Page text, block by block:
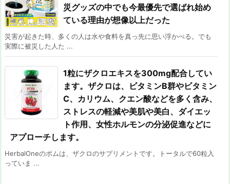
災グッズの中でも今最優先で選ばれ始め
ている理由が想像以上だった
災害が起きた時、多くの人は水や食料を真っ先に思い浮かべる。でも
実際に被災した人た ...
1粒にザクロエキスを300mg配合してい
ます。ザクロは、ビタミンB群やビタミン
C、カリウム、クエン酸などを多く含み、
ストレスの軽減や美肌や美白、ダイエッ
ト作用、女性ホルモンの分泌促進などに
アプローチします。
HerbalOneのポムは、ザクロのサプリメントです。トータルで60粒入
っていま ...